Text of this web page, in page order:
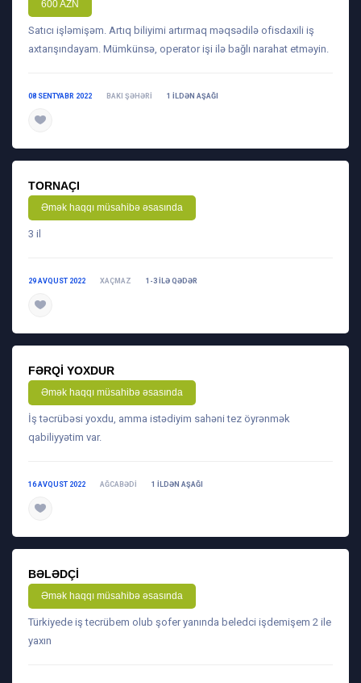
600 AZN
Satıcı işləmişəm. Artıq biliyimi artırmaq məqsədilə ofisdaxili iş
axtarışındayam. Mümkünsə, operator işi ilə bağlı narahat etməyin.
08 SENTYABR 2022 BAKI ŞƏHƏRI 1 ILDƏN AŞAĞI
TORNAÇI
Əmək haqqı müsahibə əsasında
3 il
29 AVQUST 2022 XAÇMAZ 1-3 ILƏ QƏDƏR
FƏRQI YOXDUR
Əmək haqqı müsahibə əsasında
İş təcrübəsi yoxdu, amma istədiyim sahəni tez öyrənmək
qabiliyyətim var.
16 AVQUST 2022 AĞCABƏDI 1 ILDƏN AŞAĞI
BƏLƏDÇI
Əmək haqqı müsahibə əsasında
Türkiyede iş tecrübem olub şofer yanında beledci işdemişem 2 ile
yaxın